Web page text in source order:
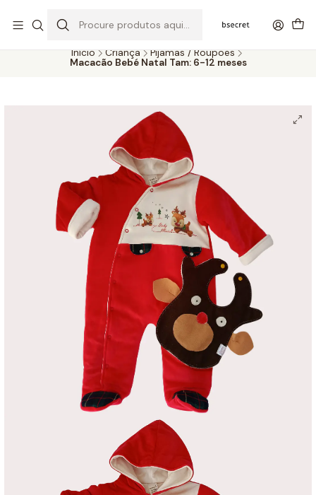
A 5 DIAS
Início Criança
Pijamas / Roupões
Macacão Bebé Natal Tam: 6-12 meses